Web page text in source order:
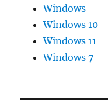
Windows
Windows 10
Windows 11
Windows 7